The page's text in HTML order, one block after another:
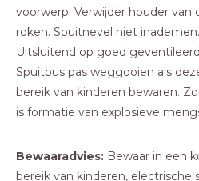
voorwerp. Verwijder houder
roken. Spuitnevel niet
Uitsluitend op goed
Spuitbus pas weggooien als
bereik van kinderen bewaren.
is formatie van explosieve
Bewaaradvies: Bewaar in een
bereik van kinderen, electrische